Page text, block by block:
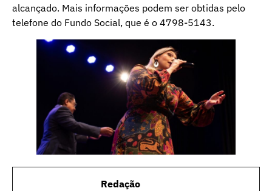
alcançado. Mais informações podem ser obtidas pelo
telefone do Fundo Social, que é o 4798-5143.
Redação